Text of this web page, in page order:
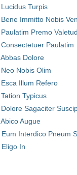
Lucidus Turpis
Bene Immitto Nobis
Paulatim Premo
Consectetuer Paulatim
Abbas Dolore
Neo Nobis Olim
Esca Illum Refero
Tation Typicus
Dolore Sagaciter
Abico Augue
Eum Interdico Pneum
Eligo In